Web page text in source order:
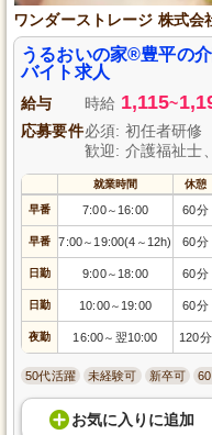
ワンダーストレージ 株式会
うるおいの家®豊平の
バイト求人
給与 時給 1,115~
応募要件必須: 初任者研修
歓迎: 介護福祉士
就業時間 休憩
早番 7:00～ 16:00 60分
早番 7:00～ 19:00(4 ～ 12h) 60分
日勤 9:00～ 18:00 60分
日勤 10:00～ 19:00 60分
夜勤 16:00～ 翌10:00 120分
50代活躍 未経験可 新卒可
お気に入り に追加